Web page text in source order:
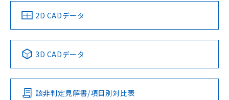
以上、n: 18mm以上
検出領域
中国 RoHS 注意事項・凡例
Pb Hg Cd Cr(VI)
O
船舶規格）
No No No No
この製品の規格認証/適合状況ページへ
その他の認証はこちらのページからご検索ください
2D CADデータ
3D CADデータ
該非判定見解書/項目別対比表